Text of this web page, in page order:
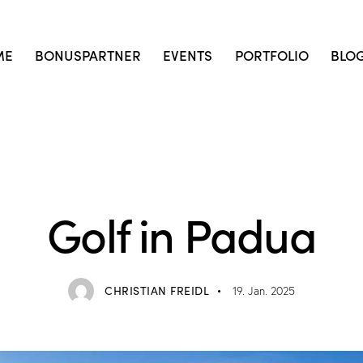
BONUSPARTNER EVENTS PORTFOLIO
Golf in Padua
CHRISTIAN FREIDL 19. Jan. 2025